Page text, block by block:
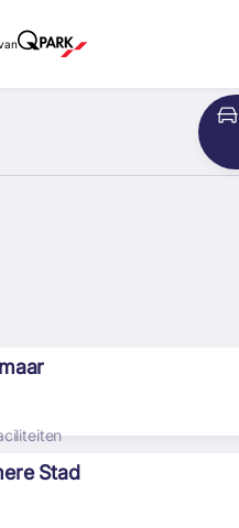
Stad